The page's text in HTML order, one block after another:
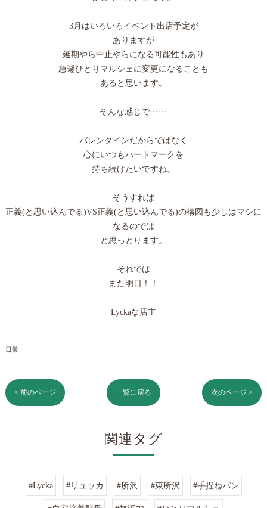
3月はいろいろイベント出店予定が
ありますが
延期やら中止やらになる可能性もあり
急遽ひとりマルシェに変更になることも
あると思います。
そんな感じで······
バレンタインだからではなく
心にいつもハートマークを
持ち続けたいですね。
そうすれば
正義(と思い込んでる)VS正義(と思い込んでる)の構図も少しはマシに
なるのでは
と思っとります。
それでは
また明日！！
Lyckaな店主
日常
< 前のページ 一覧に戻る 次のページ >
関連タグ
#Lycka #リュッカ #所沢 #東所沢 #手捏ねパン